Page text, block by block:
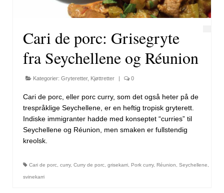
Cari de porc: Grisegryte
fra Seychellene og Réunion
Kategorier: Gryteretter, Kjøttretter | 0
Cari de porc, eller porc curry, som det også heter på de
trespråklige Seychellene, er en heftig tropisk gryterett.
Indiske immigranter hadde med konseptet “curries” til
Seychellene og Réunion, men smaken er fullstendig
kreolsk.
Cari de porc curry, Curry de porc grisekarri Pork curry, Réunion Seychellene
svinekarri